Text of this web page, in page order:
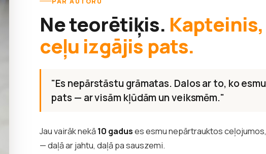
Ne teorētiķis.
ceļu izgājis pats.
"Es nepārstāstu grāmatas. Dalos ar to, ko
pats — ar visām kļūdām un veiksmēm."
Jau vairāk nekā10 gaduses esmu nepārtrauktos
— daļā ar jahtu, daļā pa sauszemi.